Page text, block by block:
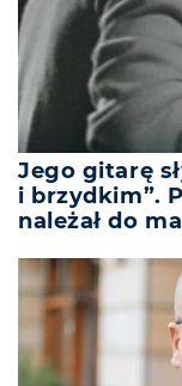
Jego gitarę
i brzydkim”.
należał do